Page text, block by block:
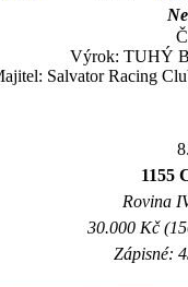
Výrok: TUHÝ
Salvator Racing
1155
Rovina
30.000 Kč
Zápisné: